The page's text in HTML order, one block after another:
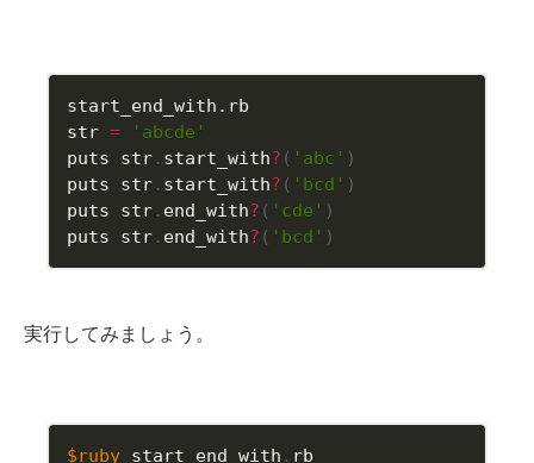
start_end_with.rb
str =
'abcde'
puts str. start_with? ( 'abc' )
puts str. start_with? ( 'bcd' )
puts str. end_with? ( 'cde' )
puts str. end_with? ( 'bcd' )
実行してみましょう。
$ruby start_end_with .